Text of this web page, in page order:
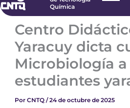
Química
Centro
Yaracuy dicta
Microbiología a
estudiantes
Por CNTQ /24 de octubre de 2025